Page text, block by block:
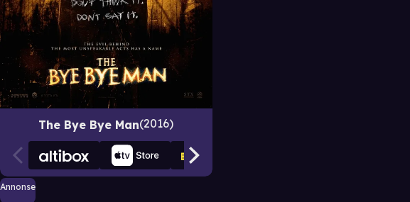
The Bye Bye Man 2016
Annonse